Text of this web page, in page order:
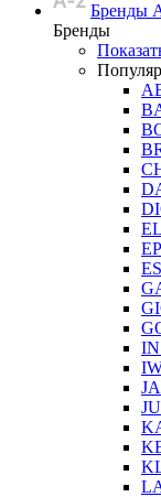
Бренды
Бренды